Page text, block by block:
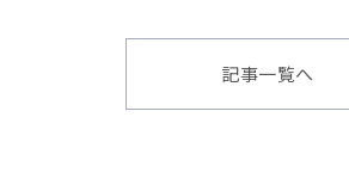
記事一覧へ